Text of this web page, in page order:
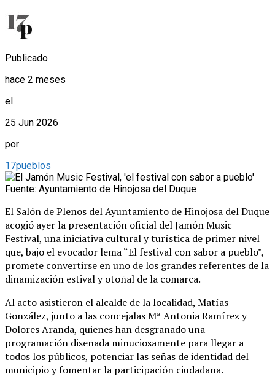
Publicado
hace 2 meses
el
25 Jun 2026
por
17pueblos
Fuente: Ayuntamiento de Hinojosa del Duque
El Salón de Plenos del Ayuntamiento de Hinojosa del Duque
acogió ayer la presentación oficial del Jamón Music
Festival, una iniciativa cultural y turística de primer nivel
que, bajo el evocador lema “El festival con sabor a pueblo”,
promete convertirse en uno de los grandes referentes de la
dinamización estival y otoñal de la comarca.
Al acto asistieron el alcalde de la localidad, Matías
González, junto a las concejalas Mª Antonia Ramírez y
Dolores Aranda, quienes han desgranado una
programación diseñada minuciosamente para llegar a
todos los públicos, potenciar las señas de identidad del
municipio y fomentar la participación ciudadana.